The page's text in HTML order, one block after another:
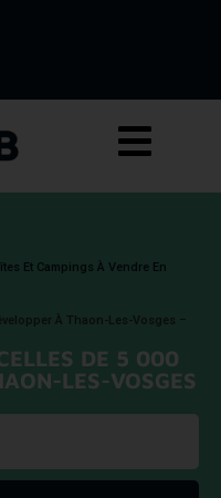
Et Campings À Vendre En
À Thaon-Les-Vosges –
DE 5 000
LES-VOSGES